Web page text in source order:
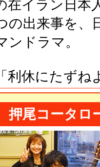
在イラン日本
の出来事を、
ンドラマ。
利休にたずね
尾コータロ